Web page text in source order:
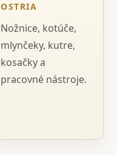
OSTRIA
Nožnice, kotúče,
mlynčeky, kutre,
kosačky a
pracovné nástroje.